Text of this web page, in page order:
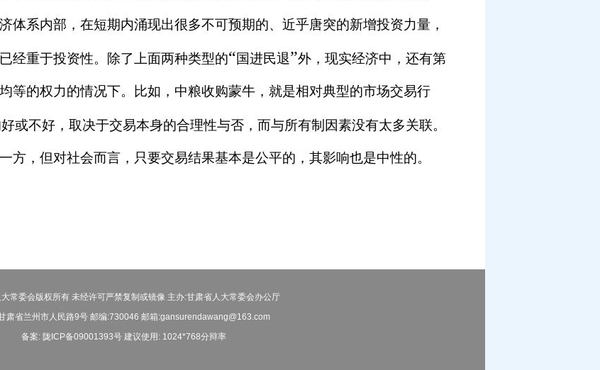
体系内部，在短期内涌现出很多不可预期的、近乎唐突的新增投资力量，
经重于投资性。除了上面两种类型的“国进民退”外，现实经济中，还有第
等的权力的情况下。比如，中粮收购蒙牛，就是相对典型的市场交易行
或不好，取决于交易本身的合理性与否，而与所有制因素没有太多关联。
方，但对社会而言，只要交易结果基本是公平的，其影响也是中性的。
常委会版权所有 未经许可严禁复制或镜像 主办:甘肃省人大常委会办公厅
肃省兰州市人民路9号 邮编:730046 邮箱:gansurendawang@163.com
备案: 陇ICP备09001393号 建议使用: 1024*768分辩率